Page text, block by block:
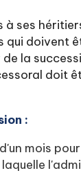
ses
doivent
la
doit
:
mois